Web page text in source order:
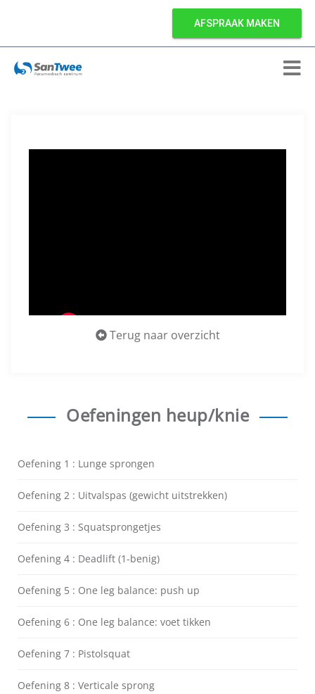
AFSPRAAK MAKEN
Oefeningen heup/knie
Oefening 1 : Lunge sprongen
Oefening 2 : Uitvalspas (gewicht uitstrekken)
Oefening 3 : Squatsprongetjes
Oefening 4 : Deadlift (1-benig)
Oefening 5 : One leg balance: push up
Oefening 6 : One leg balance: voet tikken
Oefening 7 : Pistolsquat
Oefening 8 : Verticale sprong
Terug naar overzicht